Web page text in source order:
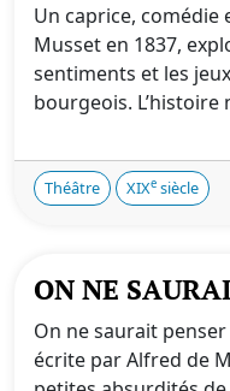
Un caprice, comédie
Musset en 1837,
sentiments et les
bourgeois. L’histoire
Théâtre XIXe siècle
ON NE
On ne saurait
écrite par Alfred de